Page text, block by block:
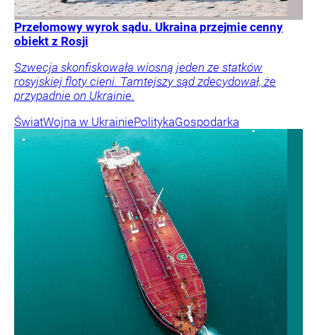
Przełomowy wyrok sądu. Ukraina przejmie cenny
obiekt z Rosji
Szwecja skonfiskowała wiosną jeden ze statków
rosyjskiej floty cieni. Tamtejszy sąd zdecydował, że
przypadnie on Ukrainie.
ŚwiatWojna w UkrainiePolitykaGospodarka